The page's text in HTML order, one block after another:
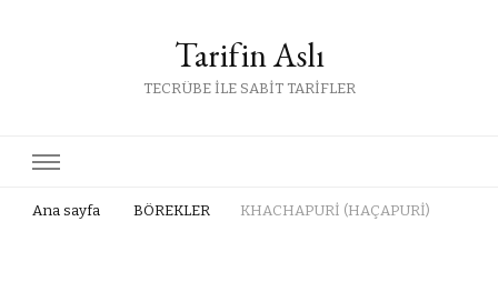
Tarifin Aslı
TECRÜBE İLE SABİT TARİFLER
Ana sayfa BÖREKLER KHACHAPURİ (HAÇAPURİ)